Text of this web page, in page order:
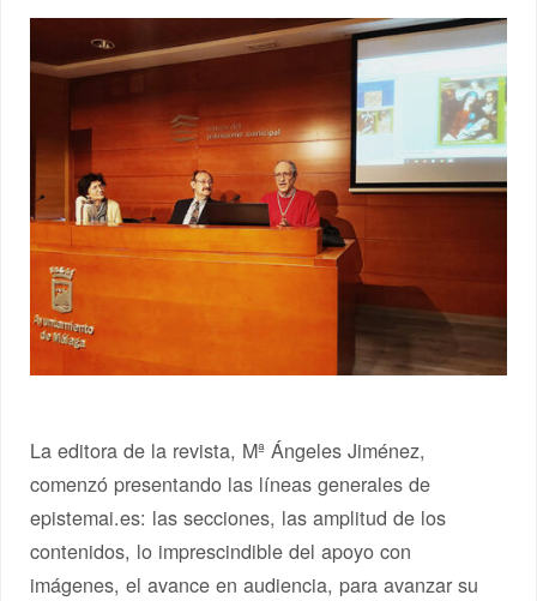
La editora de la revista, Mª Ángeles Jiménez,
comenzó presentando las líneas generales de
epistemai.es: las secciones, las amplitud de los
contenidos, lo imprescindible del apoyo con
imágenes, el avance en audiencia, para avanzar su